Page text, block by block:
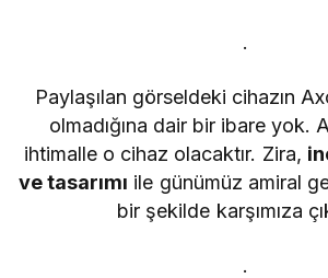
.
Paylaşılan görseldeki cihazın
olmadığına dair bir ibare yok.
ihtimalle o cihaz olacaktır. Zira,
ve tasarımı ile günümüz amiral
bir şekilde karşımıza
.